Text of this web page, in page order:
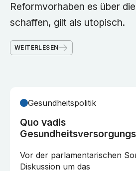
Reformvorhaben es über
schaffen, gilt als utopisch.
WEITERLESEN
Gesundheitspolitik
Quo vadis
Vor der parlamentarischen
Diskussion um das